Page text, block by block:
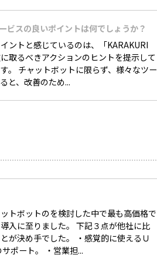
ビスの良いポイントは何でしょうか？
ントと感じているのは、「KARAKURI
取るべきアクションのヒントを提示して
。 チャットボットに限らず、様々なツー
と、改善のため...
トボットのを検討した中で最も高価格で
入に至りました。 下記３点が他社に比
が決め手でした。 ・感覚的に使えるＵ
ポート。 ・営業担...